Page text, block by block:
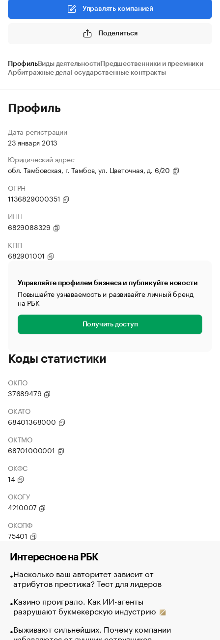
Управлять компанией
Поделиться
ПрофильВиды деятельности Предшественники и преемники
Арбитражные дела Государственные контракты
Профиль
Дата регистрации
23 января 2013
Юридический адрес
обл. Тамбовская, г. Тамбов, ул. Цветочная, д. 6/20
ОГРН
1136829000351
ИНН
6829088329
КПП
682901001
Управляйте профилем бизнеса и публикуйте новости
Повышайте узнаваемость и развивайте личный бренд
на РБК
Получить доступ
Коды статистики
ОКПО
37689479
ОКАТО
68401368000
ОКТМО
68701000001
ОКФС
14
ОКОГУ
4210007
ОКОПФ
75401
Интересное на РБК
Насколько ваш авторитет зависит от
атрибутов престижа? Тест для лидеров
Казино проиграло. Как ИИ-агенты
разрушают букмекерскую индустрию
Выживают сильнейших. Почему компании